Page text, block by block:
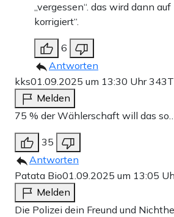
„vergessen“. das wird dann
korrigiert“.
6
Antworten
kks01.09.2025 um 13:30 Uhr343T
Melden
75 % der Wählerschaft will das
35
Antworten
Patata Bio01.09.2025 um 13:05
Melden
Die Polizei dein Freund und